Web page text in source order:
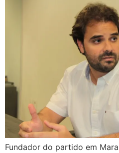
Fundador do partido em